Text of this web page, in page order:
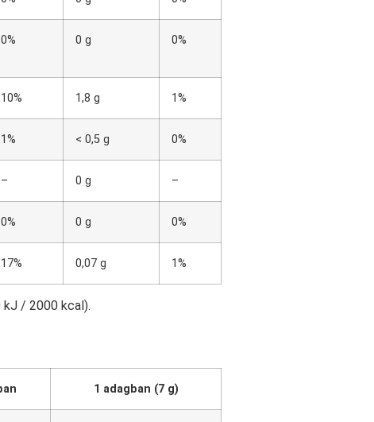
0% 0 g 0%
10% 1,8 g 1%
1% < 0,5 g 0%
– 0 g –
0% 0 g 0%
17% 0,07 g 1%
/ 2000 kcal).
1 adagban (7 g)